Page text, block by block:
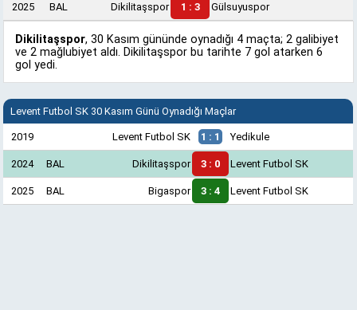
2025 BAL Dikilitaşspor 1 : 3 Gülsuyuspor
Dikilitaşspor, 30 Kasım gününde oynadığı 4 maçta; 2 galibiyet
ve 2 mağlubiyet aldı. Dikilitaşspor bu tarihte 7 gol atarken 6
gol yedi.
Levent Futbol SK 30 Kasım Günü Oynadığı Maçlar
2019 Levent Futbol SK 1 : 1 Yedikule
2024 BAL Dikilitaşspor 3 : 0 Levent Futbol SK
2025 BAL Bigaspor 3 : 4 Levent Futbol SK